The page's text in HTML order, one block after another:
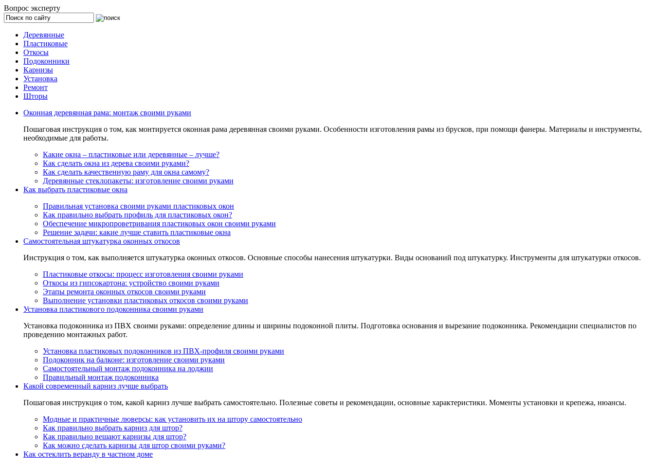
Вопрос эксперту
Деревянные
Пластиковые
Откосы
Подоконники
Карнизы
Установка
Ремонт
Шторы
Оконная деревянная рама: монтаж своими руками
Пошаговая инструкция о том, как монтируется оконная рама деревянная своими руками. Особенности изготовления рамы из брусков, при помощи фанеры. Материалы и инструменты,
необходимые для работы.
Какие окна – пластиковые или деревянные – лучше?
Как сделать окна из дерева своими руками?
Как сделать качественную раму для окна самому?
Деревянные стеклопакеты: изготовление своими руками
Как выбрать пластиковые окна
Правильная установка своими руками пластиковых окон
Как правильно выбрать профиль для пластиковых окон?
Обеспечение микропроветривания пластиковых окон своими руками
Решение задачи: какие лучше ставить пластиковые окна
Самостоятельная штукатурка оконных откосов
Инструкция о том, как выполняется штукатурка оконных откосов. Основные способы нанесения штукатурки. Виды оснований под штукатурку. Инструменты для штукатурки откосов.
Пластиковые откосы: процесс изготовления своими руками
Откосы из гипсокартона: устройство своими руками
Этапы ремонта оконных откосов своими руками
Выполнение установки пластиковых откосов своими руками
Установка пластикового подоконника своими руками
Установка подоконника из ПВХ своими руками: определение длины и ширины подоконной плиты. Подготовка основания и вырезание подоконника. Рекомендации специалистов по
проведению монтажных работ.
Установка пластиковых подоконников из ПВХ-профиля своими руками
Подоконник на балконе: изготовление своими руками
Самостоятельный монтаж подоконника на лоджии
Правильный монтаж подоконника
Какой современный карниз лучше выбрать
Пошаговая инструкция о том, какой карниз лучше выбрать самостоятельно. Полезные советы и рекомендации, основные характеристики. Моменты установки и крепежа, нюансы.
Модные и практичные люверсы: как установить их на штору самостоятельно
Как правильно выбрать карниз для штор?
Как правильно вешают карнизы для штор?
Как можно сделать карнизы для штор своими руками?
Как остеклить веранду в частном доме